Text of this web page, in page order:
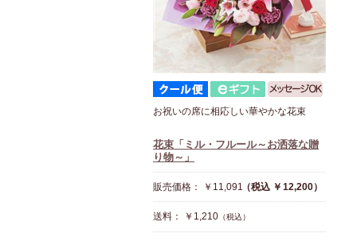
お祝いの席に相応しい華やかな花束
花束「ミル・フルール～お洒落な贈
り物～」
販売価格： ￥11,091（税込 ￥12,200）
送料： ￥1,210 （税込）